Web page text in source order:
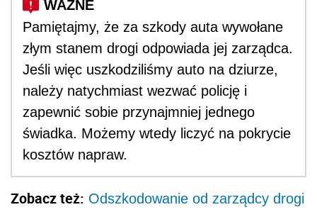
Pamiętajmy, że za szkody auta wywołane
złym stanem drogi odpowiada jej zarządca.
Jeśli więc uszkodziliśmy auto na dziurze,
należy natychmiast wezwać policję i
zapewnić sobie przynajmniej jednego
świadka. Możemy wtedy liczyć na pokrycie
kosztów napraw.
Zobacz też: Odszkodowanie od zarządcy drogi